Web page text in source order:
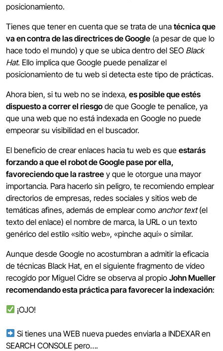
posicionamiento.
Tienes que tener en cuenta que se trata de una técnica que
va en contra de las directrices de Google (a pesar de que lo
hace todo el mundo) y que se ubica dentro del SEO Black
Hat. Ello implica que Google puede penalizar el
posicionamiento de tu web si detecta este tipo de prácticas.
Ahora bien, si tu web no se indexa, es posible que estés
dispuesto a correr el riesgo de que Google te penalice, ya
que una web que no está indexada en Google no puede
empeorar su visibilidad en el buscador.
El beneficio de crear enlaces hacia tu web es que estarás
forzando a que el robot de Google pase por ella,
favoreciendo que la rastree y que le otorgue una mayor
importancia. Para hacerlo sin peligro, te recomiendo emplear
directorios de empresas, redes sociales y sitios web de
temáticas afines, además de emplear como anchor text(el
texto del enlace) el nombre de marca, la URL o un texto
genérico del estilo «sitio web», «pinche aquí» o similar.
Aunque desde Google no acostumbran a admitir la eficacia
de técnicas Black Hat, en el siguiente fragmento de vídeo
recogido por Miguel Cidre se observa al propio John Mueller
recomendando esta práctica para favorecer la indexación:
¡OJO!
Si tienes una WEB nueva puedes enviarla a INDEXAR en
SEARCH CONSOLE pero….